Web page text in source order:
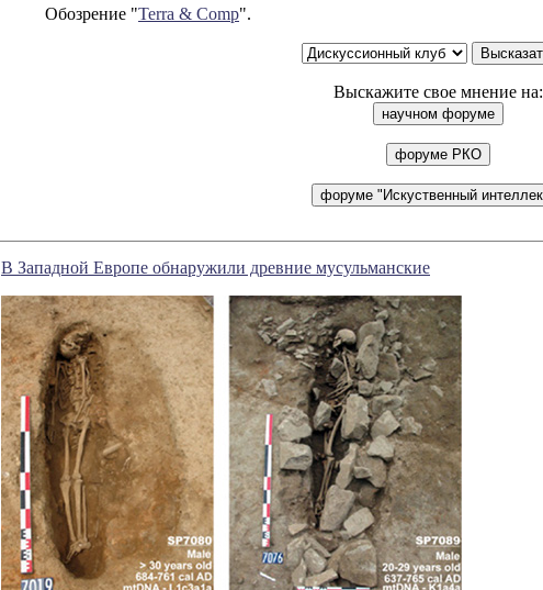
Обозрение "Terra & Comp".
Выскажите свое мнение на:
В Западной Европе обнаружили древние мусульманские